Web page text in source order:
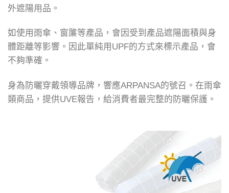
外遮陽用品。
如使用雨傘、窗簾等產品，會因受到產品遮陽面積與身
體距離等影響。因此單純用UPF的方式來標示產品，會
不夠準確。
身為防曬穿戴領導品牌，響應ARPANSA的號召。在雨傘
類商品，提供UVE報告，給消費者最完整的防曬保護。